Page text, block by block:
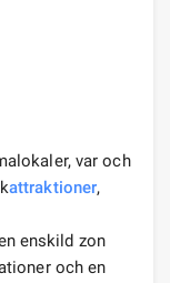
var och
attraktioner,
enskild zon
och en